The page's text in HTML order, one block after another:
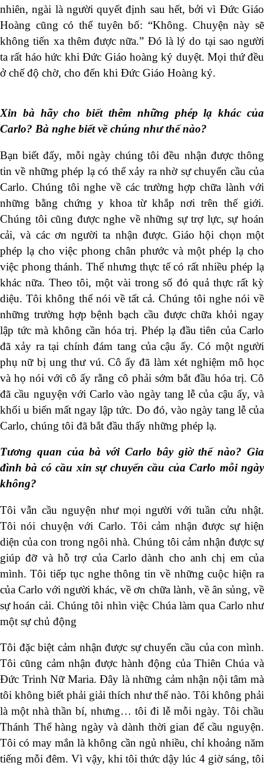
nhiên, ngài là người quyết định sau hết, bởi vì Đức Giáo
Hoàng cũng có thể tuyên bố: “Không. Chuyện này sẽ
không tiến xa thêm được nữa.” Đó là lý do tại sao người
ta rất háo hức khi Đức Giáo hoàng ký duyệt. Mọi thứ đều
ở chế độ chờ, cho đến khi Đức Giáo Hoàng ký.
Xin bà hãy cho biết thêm những phép lạ khác của
Carlo? Bà nghe biết về chúng như thế nào?
Bạn biết đấy, mỗi ngày chúng tôi đều nhận được thông
tin về những phép lạ có thể xảy ra nhờ sự chuyển cầu của
Carlo. Chúng tôi nghe về các trường hợp chữa lành với
những bằng chứng y khoa từ khắp nơi trên thế giới.
Chúng tôi cũng được nghe về những sự trợ lực, sự hoán
cải, và các ơn người ta nhận được. Giáo hội chọn một
phép lạ cho việc phong chân phước và một phép lạ cho
việc phong thánh. Thế nhưng thực tế có rất nhiều phép lạ
khác nữa. Theo tôi, một vài trong số đó quả thực rất kỳ
diệu. Tôi không thể nói về tất cả. Chúng tôi nghe nói về
những trường hợp bệnh bạch cầu được chữa khỏi ngay
lập tức mà không cần hóa trị. Phép lạ đầu tiên của Carlo
đã xảy ra tại chính đám tang của cậu ấy. Có một người
phụ nữ bị ung thư vú. Cô ấy đã làm xét nghiệm mô học
và họ nói với cô ấy rằng cô phải sớm bắt đầu hóa trị. Cô
đã cầu nguyện với Carlo vào ngày tang lễ của cậu ấy, và
khối u biến mất ngay lập tức. Do đó, vào ngày tang lễ của
Carlo, chúng tôi đã bắt đầu thấy những phép lạ.
Tương quan của bà với Carlo bây giờ thế nào? Gia
đình bà có cầu xin sự chuyển cầu của Carlo mỗi ngày
không?
Tôi vẫn cầu nguyện như mọi người với tuần cửu nhật.
Tôi nói chuyện với Carlo. Tôi cảm nhận được sự hiện
diện của con trong ngôi nhà. Chúng tôi cảm nhận được sự
giúp đỡ và hỗ trợ của Carlo dành cho anh chị em của
mình. Tôi tiếp tục nghe thông tin về những cuộc hiện ra
của Carlo với người khác, về ơn chữa lành, về ân sủng, về
sự hoán cải. Chúng tôi nhìn việc Chúa làm qua Carlo như
một sự chủ động
Tôi đặc biệt cảm nhận được sự chuyển cầu của con mình.
Tôi cũng cảm nhận được hành động của Thiên Chúa và
Đức Trinh Nữ Maria. Đây là những cảm nhận nội tâm mà
tôi không biết phải giải thích như thế nào. Tôi không phải
là một nhà thần bí, nhưng… tôi đi lễ mỗi ngày. Tôi chầu
Thánh Thể hàng ngày và dành thời gian để cầu nguyện.
Tôi có may mắn là không cần ngủ nhiều, chỉ khoảng năm
tiếng mỗi đêm. Vì vậy, khi tôi thức dậy lúc 4 giờ sáng, tôi